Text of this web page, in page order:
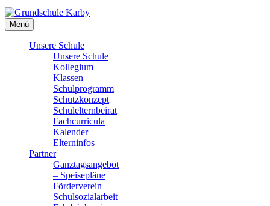
Menü
Unsere Schule
Unsere Schule
Kollegium
Klassen
Schulprogramm
Schutzkonzept
Schulelternbeirat
Fachcurricula
Kalender
Elterninfos
Partner
Ganztagsangebot
– Speisepläne
Förderverein
Schulsozialarbeit